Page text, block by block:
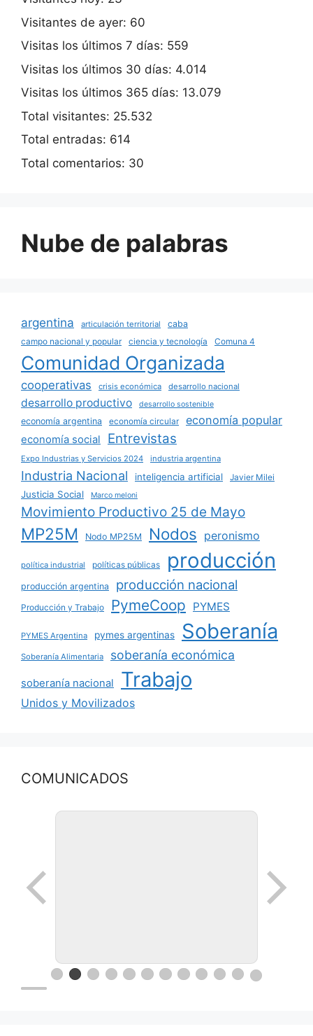
Visitantes de ayer: 60
Visitas los últimos 7 días: 559
Visitas los últimos 30 días: 4.014
Visitas los últimos 365 días: 13.079
Total visitantes: 25.532
Total entradas: 614
Total comentarios: 30
Nube de palabras
argentina articulación territorial
caba
campo nacional y popular
ciencia y tecnología Comuna 4
Comunidad Organizada
cooperativas crisis económica desarrollo nacional
desarrollo productivo desarrollo sostenible
economía argentina economía circular economía popular
economía social Entrevistas
Expo Industrias y Servicios 2024 industria argentina
Industria Nacional inteligencia artificial Javier Milei
Justicia Social Marco meloni
Movimiento Productivo 25 de Mayo
MP25M Nodo MP25M Nodos peronismo
política industrial políticas públicas producción
producción argentina producción nacional
Producción y Trabajo PymeCoop PYMES
PYMES Argentina pymes argentinas Soberanía
Soberanía Alimentaria soberanía económica
soberanía nacional Trabajo
Unidos y Movilizados
COMUNICADOS